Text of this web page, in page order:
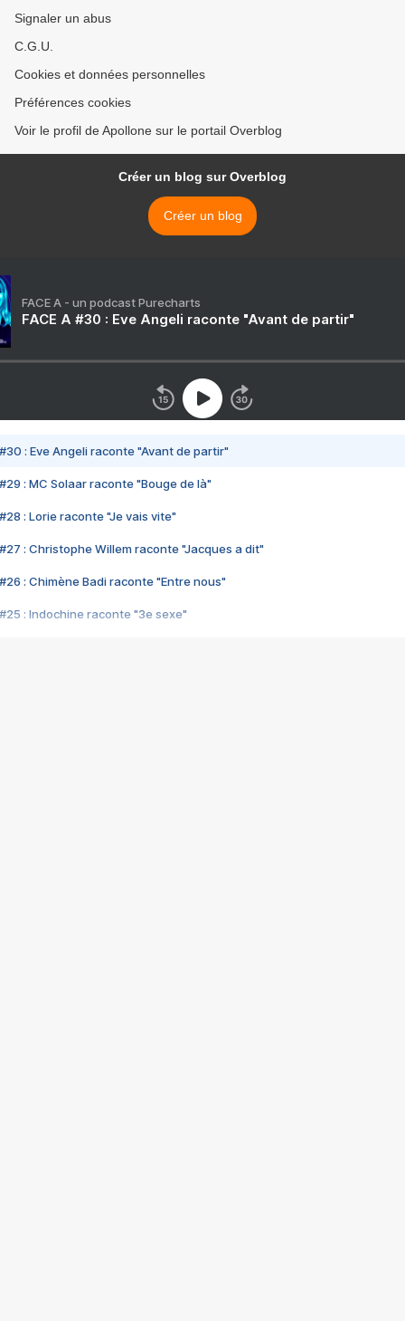
Signaler un abus
C.G.U.
Cookies et données personnelles
Préférences cookies
Voir le profil de Apollone sur le portail Overblog
Créer un blog sur Overblog
Créer un blog
FACE A - un podcast Purecharts
FACE A #30 : Eve Angeli raconte "Avant de partir"
#30 : Eve Angeli raconte "Avant de partir"
#29 : MC Solaar raconte "Bouge de là"
#28 : Lorie raconte "Je vais vite"
#27 : Christophe Willem raconte "Jacques a dit"
#26 : Chimène Badi raconte "Entre nous"
#25 : Indochine raconte "3e sexe"